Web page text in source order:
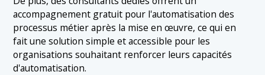
accompagnement gratuit pour l'automatisation des
processus métier après la mise en œuvre, ce qui en
fait une solution simple et accessible pour les
organisations souhaitant renforcer leurs capacités
d'automatisation.